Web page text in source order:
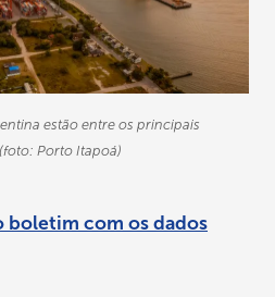
estão entre os principais
Porto Itapoá)
boletim com os dados